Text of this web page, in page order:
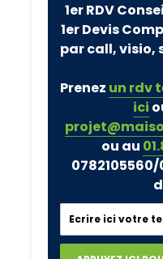
1er RDV
1er Devis
par call, visio,
Prenez un rdv
ici
ou au